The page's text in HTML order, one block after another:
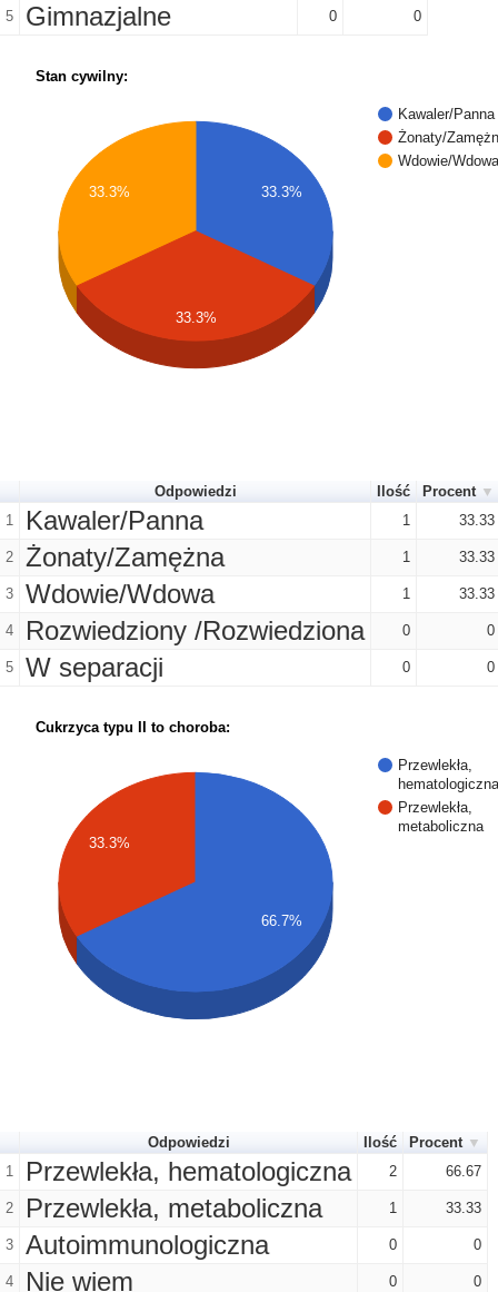
5 Gimnazjalne 0 0
Stan cywilny:
Kawaler/Panna
Żonaty/
Wdowie/
33.3%
33.3%
33.3%
Odpowiedzi Ilość
Procent
1
Kawaler/Panna 1 33.33
2 Żonaty/Zamężna 1 33.33
3 Wdowie/Wdowa 1 33.33
4 Rozwiedziony /Rozwiedziona 0 0
5 W separacji 0 0
Cukrzyca typu II to choroba:
Przewlekła,
Przewlekła,
metaboliczna
33.3%
66.7%
Odpowiedzi Ilość
Procent
1
Przewlekła, hematologiczna 2 66.67
2 Przewlekła, metaboliczna 1 33.33
3 Autoimmunologiczna 0 0
4 Nie wiem 0 0